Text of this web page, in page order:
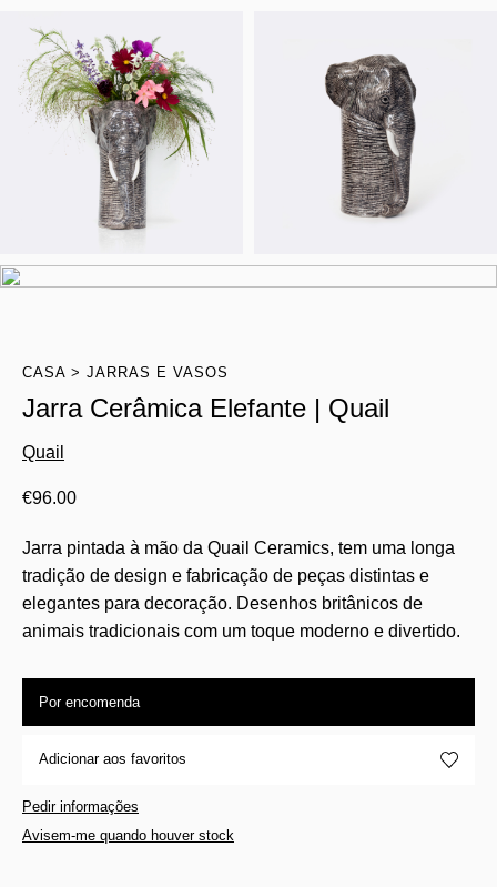
CASA JARRAS E VASOS
Jarra Cerâmica Elefante | Quail
Quail
€96.00
Jarra pintada à mão da Quail Ceramics, tem uma longa
tradição de design e fabricação de peças distintas e
elegantes para decoração. Desenhos britânicos de
animais tradicionais com um toque moderno e divertido.
Por encomenda
Adicionar aos favoritos
Pedir informações
Avisem-me quando houver stock